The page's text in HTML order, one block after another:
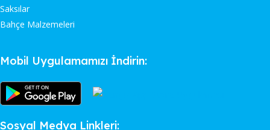
Saksılar
Bahçe Malzemeleri
Mobil Uygulamamızı İndirin:
Sosyal Medya Linkleri: